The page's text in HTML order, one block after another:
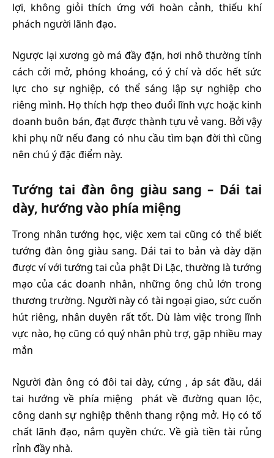
lợi, không giỏi thích ứng với hoàn cảnh, thiếu khí
phách người lãnh đạo.
Ngược lại xương gò má đầy đặn, hơi nhô thường tính
cách cởi mở, phóng khoáng, có ý chí và dốc hết sức
lực cho sự nghiệp, có thể sáng lập sự nghiệp cho
riêng mình. Họ thích hợp theo đuổi lĩnh vực hoặc kinh
doanh buôn bán, đạt được thành tựu vẻ vang. Bởi vậy
khi phụ nữ nếu đang có nhu cầu tìm bạn đời thì cũng
nên chú ý đặc điểm này.
Tướng tai đàn ông giàu sang – Dái tai
dày, hướng vào phía miệng
Trong nhân tướng học, việc xem tai cũng có thể biết
tướng đàn ông giàu sang. Dái tai to bản và dày dặn
được ví với tướng tai của phật Di Lặc, thường là tướng
mạo của các doanh nhân, những ông chủ lớn trong
thương trường. Người này có tài ngoại giao, sức cuốn
hút riêng, nhân duyên rất tốt. Dù làm việc trong lĩnh
vực nào, họ cũng có quý nhân phù trợ, gặp nhiều may
mắn
Người đàn ông có đôi tai dày, cứng , áp sát đầu, dái
tai hướng về phía miệng phát về đường quan lộc,
công danh sự nghiệp thênh thang rộng mở. Họ có tố
chất lãnh đạo, nắm quyền chức. Về già tiền tài rủng
rỉnh đầy nhà.